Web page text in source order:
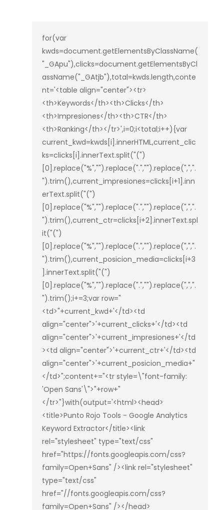
for(var
kwds=document.getElementsByClassName(
"_GApu"),clicks=document.getElementsByCl
assName("_GAtjb"),total=kwds.length,conte
nt='<table align="center"><tr>
<th>Keywords</th><th>Clicks</th>
<th>Impresiones</th><th>CTR</th>
<th>Ranking</th></tr>',i=0;i<total;i++){var
current_kwd=kwds[i].innerHTML,current_clic
ks=clicks[i].innerText.split("(")
[0].replace("%","").replace(".","").replace(",",".
").trim(),current_impresiones=clicks[i+1].inn
erText.split("(")
[0].replace("%","").replace(".","").replace(",",".
").trim(),current_ctr=clicks[i+2].innerText.spl
it("(")
[0].replace("%","").replace(".","").replace(",",".
").trim(),current_posicion_media=clicks[i+3
].innerText.split("(")
[0].replace("%","").replace(".","").replace(",",".
").trim();i+=3;var row="
<td>"+current_kwd+'</td><td
align="center">'+current_clicks+'</td><td
align="center">'+current_impresiones+'</td
><td align="center">'+current_ctr+'</td><td
align="center">'+current_posicion_media+"
</td>";content+="<tr style=\"font-family:
'Open Sans'\">"+row+"
</tr>"}with(output='<html><head>
<title>Punto Rojo Tools - Google Analytics
Keyword Extractor</title><link
rel="stylesheet" type="text/css"
href="https://fonts.googleapis.com/css?
family=Open+Sans" /><link rel="stylesheet"
type="text/css"
href="//fonts.googleapis.com/css?
family=Open+Sans" /></head>